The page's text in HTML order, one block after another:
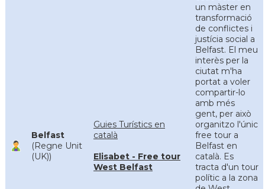
Belfast
(Regne Unit
(UK))
Guies Turístics en
català
Elisabet - Free tour
West Belfast
un màster en
transformació
de conflictes i
justícia social a
Belfast. El meu
interès per la
ciutat m'ha
portat a voler
compartir-lo
amb més
gent, per això
organitzo l'únic
free tour a
Belfast en
català. Es
tracta d'un tour
polític a la zona